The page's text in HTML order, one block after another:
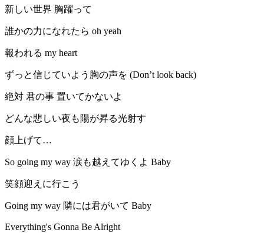
新しい世界 胸躍って
誰かの力になれたら oh yeah
報われる my heart
ずっと信じていよう胸の声を (Don’t look back)
絶対 君の事 置いてかないよ
どんな悲しい夜も陽が昇る光射す
顔上げて…
So going my way 涙も越えてゆくよ Baby
笑顔迎えに行こう
Going my way 隣には君がいて Baby
Everything's Gonna Be Alright